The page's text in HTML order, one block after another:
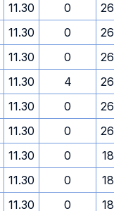
11.30 0
11.30 0
11.30 0
11.30 4
11.30 0
11.30 0
11.30 0
11.30 0
11.30 0